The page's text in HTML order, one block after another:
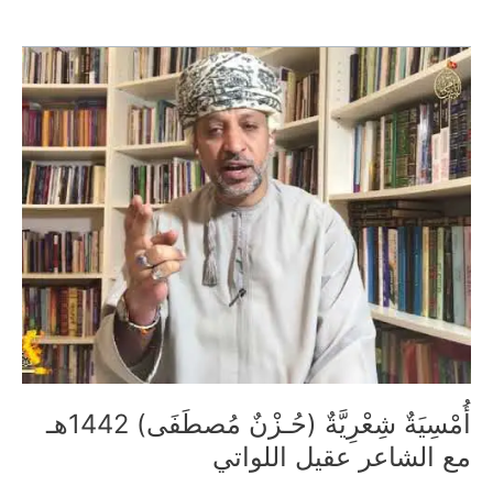
خدعة
فرنسية
أم
صراع
الأديان
أُمْسِيَةٌ شِعْرِيَّةٌ (حُـزْنٌ مُصطَفَى) 1442هـ
مع الشاعر عقيل اللواتي